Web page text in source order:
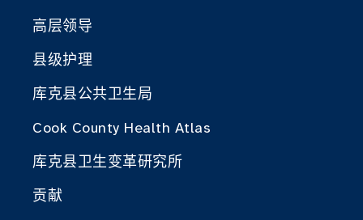
高层领导
县级护理
库克县公共卫生局
Cook County Health Atlas
库克县卫生变革研究所
贡献